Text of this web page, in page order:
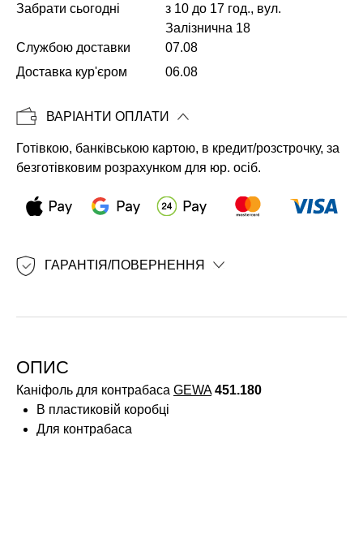
Копіювати
Забрати сьогодні
з 10 до 17 год., вул.
Залізнична 18
Службою доставки
07.08
Доставка кур'єром
06.08
ВАРІАНТИ ОПЛАТИ
Готівкою, банківською картою, в кредит/розстрочку, за
безготівковим розрахунком для юр. осіб.
ГАРАНТІЯ/ПОВЕРНЕННЯ
ОПИС
Каніфоль для контрабаса GEWA 451.180
В пластиковій коробці
Для контрабаса